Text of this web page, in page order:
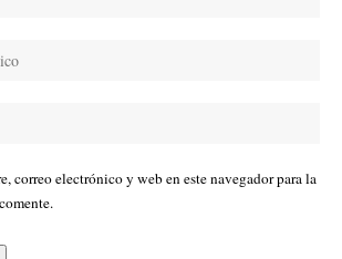
correo electrónico y web en este navegador para la